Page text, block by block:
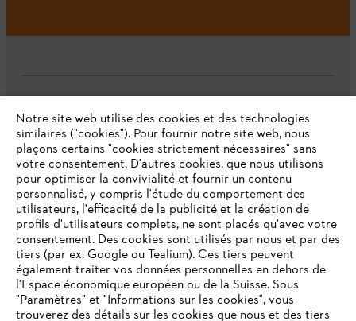
L'Entreprise
Questions fréquentes
Service
VOTRE NAVIGATEUR INTERNET
Notre site web utilise des cookies et des technologies
similaires ("cookies"). Pour fournir notre site web, nous
plaçons certains "cookies strictement nécessaires" sans
votre consentement. D'autres cookies, que nous utilisons
pour optimiser la convivialité et fournir un contenu
personnalisé, y compris l'étude du comportement des
utilisateurs, l'efficacité de la publicité et la création de
profils d'utilisateurs complets, ne sont placés qu'avec votre
consentement. Des cookies sont utilisés par nous et par des
tiers (par ex. Google ou Tealium). Ces tiers peuvent
également traiter vos données personnelles en dehors de
l'Espace économique européen ou de la Suisse. Sous
"Paramètres" et "Informations sur les cookies", vous
trouverez des détails sur les cookies que nous et des tiers